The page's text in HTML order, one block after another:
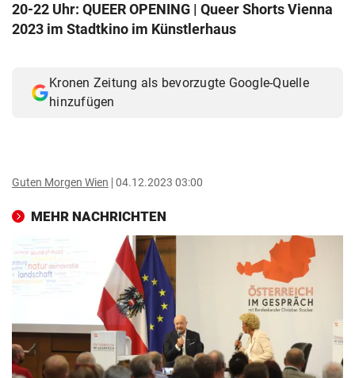
© Krone Multimedia GmbH & Co KG 2026
20-22 Uhr: QUEER OPENING | Queer Shorts Vienna
2023 im Stadtkino im Künstlerhaus
Kronen Zeitung als bevorzugte Google-Quelle
hinzufügen
Guten Morgen Wien 04.12.2023 03:00
MEHR NACHRICHTEN